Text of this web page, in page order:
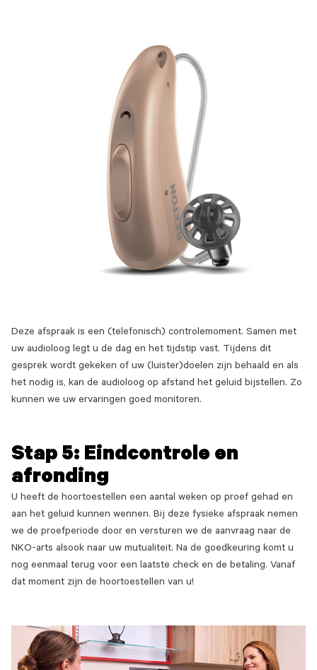
Deze afspraak is een (telefonisch) controlemoment. Samen met
uw audioloog legt u de dag en het tijdstip vast. Tijdens dit
gesprek wordt gekeken of uw (luister)doelen zijn behaald en als
het nodig is, kan de audioloog op afstand het geluid bijstellen. Zo
kunnen we uw ervaringen goed monitoren.
Stap 5: Eindcontrole en
afronding
U heeft de hoortoestellen een aantal weken op proef gehad en
aan het geluid kunnen wennen. Bij deze fysieke afspraak nemen
we de proefperiode door en versturen we de aanvraag naar de
NKO-arts alsook naar uw mutualiteit. Na de goedkeuring komt u
nog eenmaal terug voor een laatste check en de betaling. Vanaf
dat moment zijn de hoortoestellen van u!